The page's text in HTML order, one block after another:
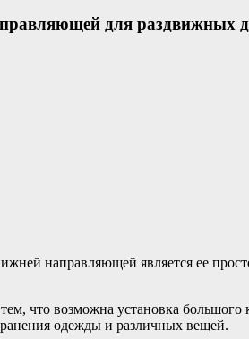
для раздвижных
направляющей является ее
что возможна установка
одежды и различных вещей.